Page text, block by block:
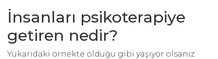
İnsanları psikoterapiye
getiren nedir?
Yukarıdaki örnekte olduğu gibi yaşıyor olsanız